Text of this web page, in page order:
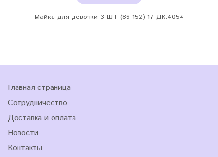
Майка для девочки 3 ШТ (86-152) 17-ДК.4054
Главная страница
Сотрудничество
Доставка и оплата
Новости
Контакты